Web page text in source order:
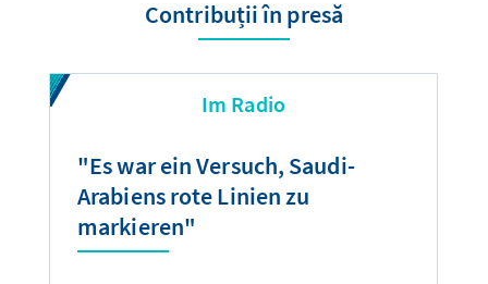
Contribuții în presă
Im Radio
"Es war ein Versuch, Saudi-
Arabiens rote Linien zu
markieren"